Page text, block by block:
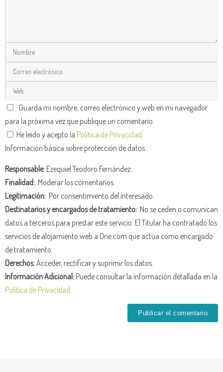
Guarda mi nombre, correo electrónico y web en mi navegador
para la próxima vez que publique un comentario.
He leído y acepto la Política de Privacidad
Información básica sobre protección de datos
Responsable:Ezequiel Teodoro Fernández.
Finalidad: Moderar los comentarios.
Legitimación: Por consentimiento del interesado.
Destinatarios y encargados de tratamiento: No se ceden o comunican
datos a terceros para prestar este servicio. El Titular ha contratado los
servicios de alojamiento web a One.com que actúa como encargado
de tratamiento.
Derechos:Acceder, rectificar y suprimir los datos.
Información Adicional:Puede consultar la información detallada en la
Política de Privacidad